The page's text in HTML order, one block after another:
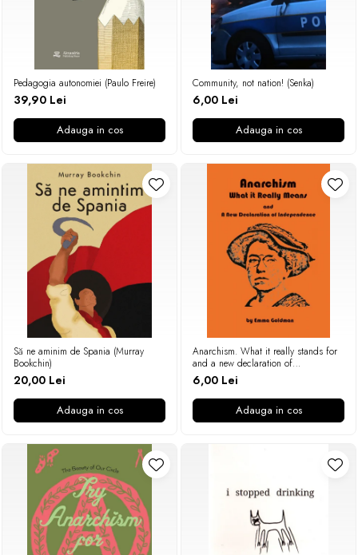
Pedagogia autonomiei (Paulo Freire)
39,90 Lei
Adauga in cos
Community, not nation! (Senka)
6,00 Lei
Adauga in cos
Să ne aminim de Spania (Murray
Bookchin)
20,00 Lei
Adauga in cos
Anarchism. What it really stands for
and a new declaration of
independence (Emma Goldman)
6,00 Lei
Adauga in cos